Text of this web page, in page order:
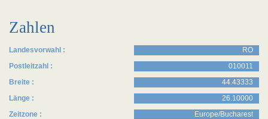
Zahlen
Landesvorwahl :
RO
Postleitzahl :
010011
Breite :
44.43333
Länge :
26.10000
Zeitzone :
Europe/Bucharest